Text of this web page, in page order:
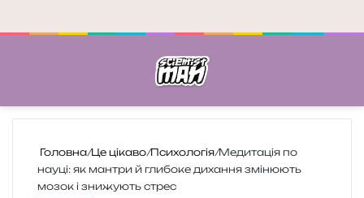
Головна/Це цікаво/Психологія/Медитація по
науці: як мантри й глибоке дихання змінюють
мозок і знижують стрес